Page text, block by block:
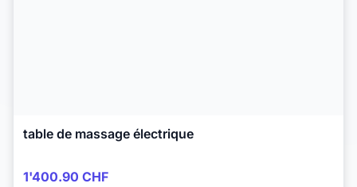
table de massage électrique
1'400.90 CHF